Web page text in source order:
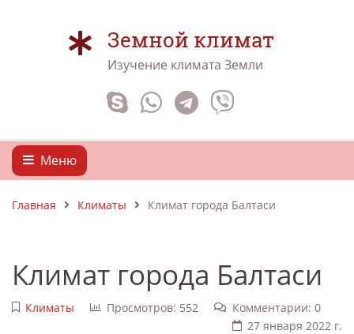
Земной климат
Изучение климата Земли
Меню
Главная Климаты Климат города Балтаси
Климат города Балтаси
Климаты Просмотров: 552
Комментарии: 0
27 января 2022 г.